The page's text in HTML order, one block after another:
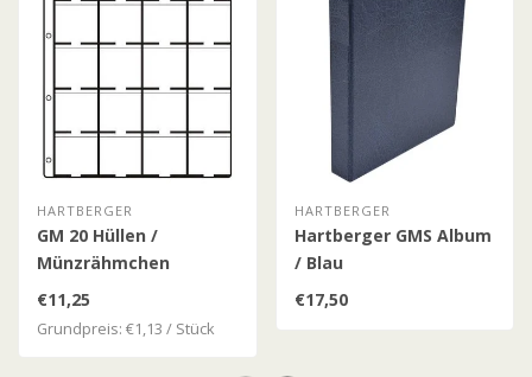
HARTBERGER
GM 20 Hüllen /
Münzrähmchen
€11,25
Grundpreis: €1,13 / Stück
HARTBERGER
Hartberger GMS Album
/ Blau
€17,50